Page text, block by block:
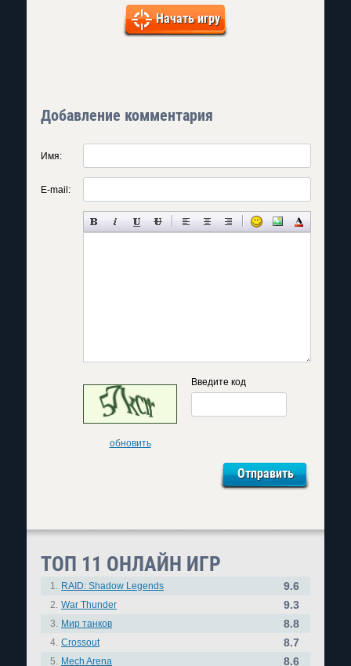
Начать игру
Добавление комментария
Имя:
E-mail:
обновить
Введите код
ТОП 11 ОНЛАЙН ИГР
1. RAID: Shadow Legends 9.6
2. War Thunder 9.3
3. Мир танков 8.8
4. Crossout 8.7
5. Mech Arena 8.6